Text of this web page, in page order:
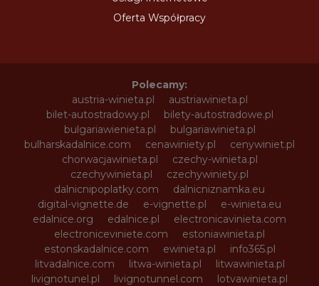
Oferta Współpracy
Polecamy:
austria-winieta.pl
austriawinieta.pl
bilet-autostradowy.pl
bilety-autostradowe.pl
bulgariawienieta.pl
bulgariawinieta.pl
bulharskadalnice.com
cenawiniety.pl
cenywiniet.pl
chorwacjawinieta.pl
czechy-winieta.pl
czechywinieta.pl
czechywiniety.pl
dalnicnipoplatky.com
dalnicniznamka.eu
digital-vignette.de
e-vignette.pl
e-winieta.eu
edalnice.org
edalnice.pl
electronicavinieta.com
electroniceviniete.com
estoniawinieta.pl
estonskadalnice.com
ewinieta.pl
info365.pl
litvadalnice.com
litwa-winieta.pl
litwawinieta.pl
livignotunel.pl
livignotunnel.com
lotvawinieta.pl